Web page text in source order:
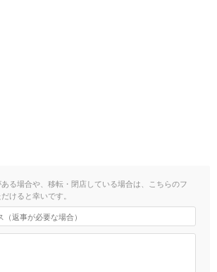
る場合や、移転・閉店している場合は、こちらのフ
けると幸いです。